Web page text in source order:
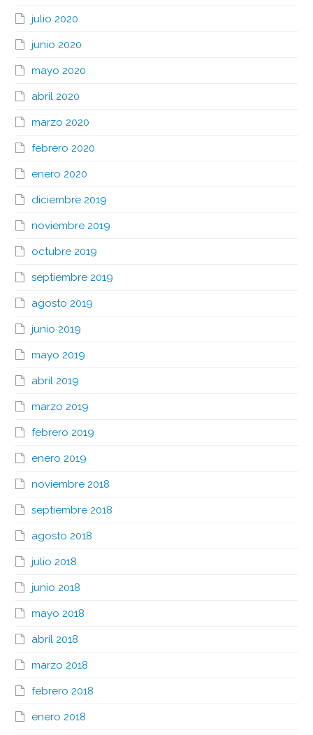
julio 2020
junio 2020
mayo 2020
abril 2020
marzo 2020
febrero 2020
enero 2020
diciembre 2019
noviembre 2019
octubre 2019
septiembre 2019
agosto 2019
junio 2019
mayo 2019
abril 2019
marzo 2019
febrero 2019
enero 2019
noviembre 2018
septiembre 2018
agosto 2018
julio 2018
junio 2018
mayo 2018
abril 2018
marzo 2018
febrero 2018
enero 2018